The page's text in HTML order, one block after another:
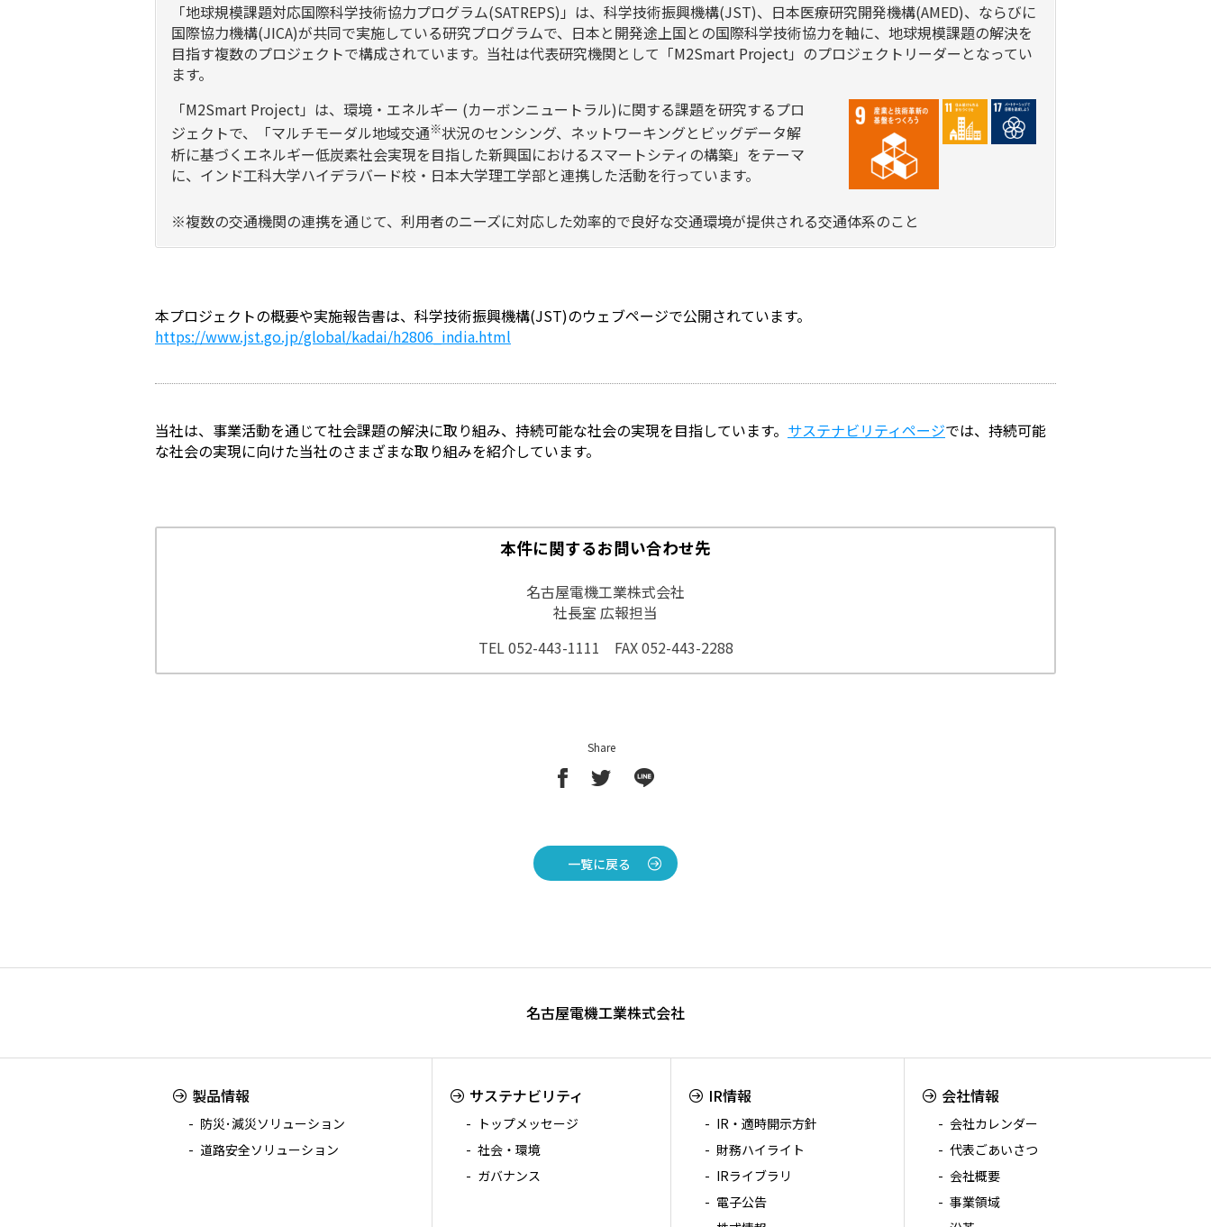
「地球規模課題対応国際科学技術協力プログラム(SATREPS)」は、科学技術振興機構(JST)、日本医療研究開発機構(AMED)、ならびに
国際協力機構(JICA)が共同で実施している研究プログラムで、日本と開発途上国との国際科学技術協力を軸に、地球規模課題の解決を
目指す複数のプロジェクトで構成されています。当社は代表研究機関として「M2Smart Project」のプロジェクトリーダーとなってい
ます。
「M2Smart Project」は、環境・エネルギー (カーボンニュートラル)に関する課題を研究するプロ
ジェクトで、「マルチモーダル地域交通※状況のセンシング、ネットワーキングとビッグデータ解
析に基づくエネルギー低炭素社会実現を目指した新興国におけるスマートシティの構築」をテーマ
に、インド工科大学ハイデラバード校・日本大学理工学部と連携した活動を行っています。
※複数の交通機関の連携を通じて、利用者のニーズに対応した効率的で良好な交通環境が提供される交通体系のこと
本プロジェクトの概要や実施報告書は、科学技術振興機構(JST)のウェブページで公開されています。
https://www.jst.go.jp/global/kadai/h2806_india.html
当社は、事業活動を通じて社会課題の解決に取り組み、持続可能な社会の実現を目指しています。 サステナビリティページでは、持続可能
な社会の実現に向けた当社のさまざまな取り組みを紹介しています。
本件に関するお問い合わせ先
名古屋電機工業株式会社
社長室 広報担当
TEL 052-443-1111 FAX 052-443-2288
Share
一覧に戻る
名古屋電機工業株式会社
製品情報
防災･減災ソリューション
道路安全ソリューション
サステナビリティ
トップメッセージ
社会・環境
ガバナンス
IR情報
IR・適時開示方針
財務ハイライト
IRライブラリ
電子公告
会社情報
会社カレンダー
代表ごあいさつ
会社概要
事業領域